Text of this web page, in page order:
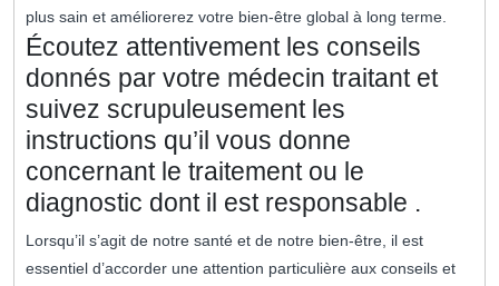
plus sain et améliorerez votre bien-être global à long terme.
Écoutez attentivement les conseils
donnés par votre médecin traitant et
suivez scrupuleusement les
instructions qu’il vous donne
concernant le traitement ou le
diagnostic dont il est responsable .
Lorsqu’il s’agit de notre santé et de notre bien-être, il est
essentiel d’accorder une attention particulière aux conseils et